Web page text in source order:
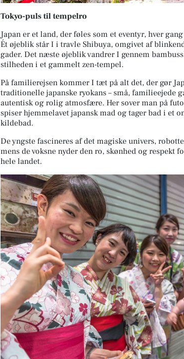
Tokyo-puls til tempelro
Japan er et land, der føles som et eventyr, hver
Ét øjeblik står I i travle Shibuya, omgivet af
gader. Det næste øjeblik vandrer I gennem
stilheden i et gammelt zen-tempel.
På familierejsen kommer I tæt på alt det, der gør
traditionelle japanske ryokans – små, familieejede
autentisk og rolig atmosfære. Her sover man på
spiser hjemmelavet japansk mad og tager bad i et
kildebad.
De yngste fascineres af det magiske univers,
mens de voksne nyder den ro, skønhed og respekt
hele landet.